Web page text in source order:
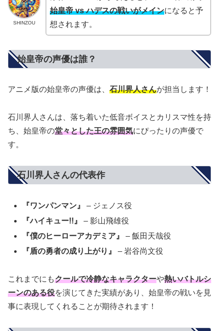
SHINZOU
始皇帝 vs ハデスの戦いがメインになると予
想されます。
始皇帝の声優は誰？
アニメ版の始皇帝の声優は、 石川界人さんが担当します！
石川界人さんは、落ち着いた低音ボイスとカリスマ性を持
ち、始皇帝の堂々とした王の雰囲気にぴったりの声優で
す。
石川界人さんの代表作
『ワンパンマン』
– ジェノス役
『ハイキュー!!』
– 影山飛雄役
『僕のヒーローアカデミア』
– 飯田天哉役
『盾の勇者の成り上がり』
– 岩谷尚文役
これまでにもクールで冷静なキャラクターや熱いバトルシ
ーンのある役を演じてきた実績があり、始皇帝の戦いを見
事に表現してくれることが期待されます！